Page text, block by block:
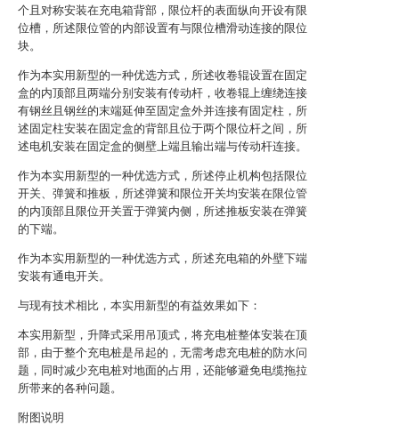
个且对称安装在充电箱背部，限位杆的表面纵向开设有限
位槽，所述限位管的内部设置有与限位槽滑动连接的限位
块。
作为本实用新型的一种优选方式，所述收卷辊设置在固定
盒的内顶部且两端分别安装有传动杆，收卷辊上缠绕连接
有钢丝且钢丝的末端延伸至固定盒外并连接有固定柱，所
述固定柱安装在固定盒的背部且位于两个限位杆之间，所
述电机安装在固定盒的侧壁上端且输出端与传动杆连接。
作为本实用新型的一种优选方式，所述停止机构包括限位
开关、弹簧和推板，所述弹簧和限位开关均安装在限位管
的内顶部且限位开关置于弹簧内侧，所述推板安装在弹簧
的下端。
作为本实用新型的一种优选方式，所述充电箱的外壁下端
安装有通电开关。
与现有技术相比，本实用新型的有益效果如下：
本实用新型，升降式采用吊顶式，将充电桩整体安装在顶
部，由于整个充电桩是吊起的，无需考虑充电桩的防水问
题，同时减少充电桩对地面的占用，还能够避免电缆拖拉
所带来的各种问题。
附图说明